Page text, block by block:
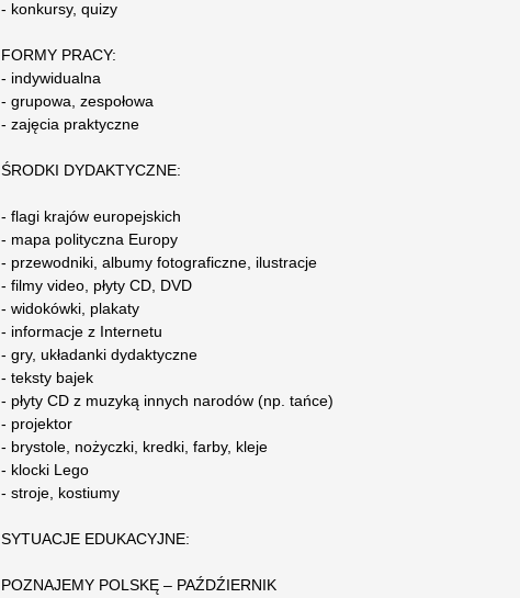
- konkursy, quizy
FORMY PRACY:
- indywidualna
- grupowa, zespołowa
- zajęcia praktyczne
ŚRODKI DYDAKTYCZNE:
- flagi krajów europejskich
- mapa polityczna Europy
- przewodniki, albumy fotograficzne, ilustracje
- filmy video, płyty CD, DVD
- widokówki, plakaty
- informacje z Internetu
- gry, układanki dydaktyczne
- teksty bajek
- płyty CD z muzyką innych narodów (np. tańce)
- projektor
- brystole, nożyczki, kredki, farby, kleje
- klocki Lego
- stroje, kostiumy
SYTUACJE EDUKACYJNE:
POZNAJEMY POLSKĘ – PAŹDŹIERNIK